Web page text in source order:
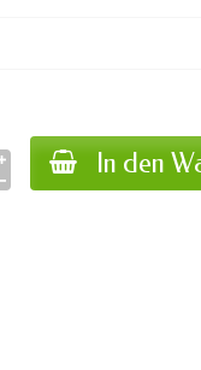
In den